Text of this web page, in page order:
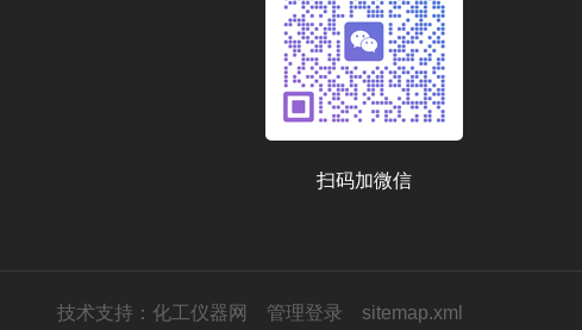
扫码加微信
技术支持： 化工仪器网 管理登录 sitemap.xml